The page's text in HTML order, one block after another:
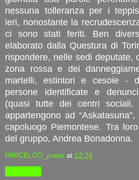
nessuna tolleranza per i
ieri, nonostante la
ci sono stati feriti. Ben
elaborato dalla Questura di
rispondere, nelle sedi deputate,
zona rossa e dei
martelli, estintori e cesoie -
persone identificate e
(quasi tutte dei centri
appartengono ad
capoluogo Piemontese. Tra
del gruppo, Andrea Bonadonna.
PARCELCO_press at 12:24